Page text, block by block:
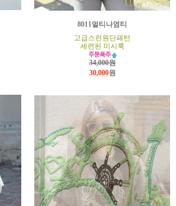
8011멀티나염티
고급스런원단패턴
세련된 미시룩
34,000원
30,000원